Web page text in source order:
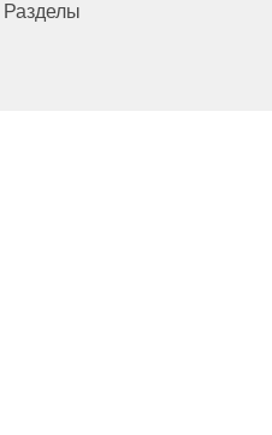
Разделы